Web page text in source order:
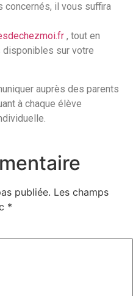
concernés, il vous suffira
, tout en
disponibles sur votre
auprès des parents
à chaque élève
publiée. Les champs
*